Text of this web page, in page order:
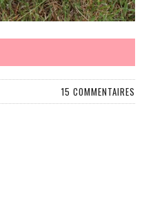
15 COMMENTAIRES